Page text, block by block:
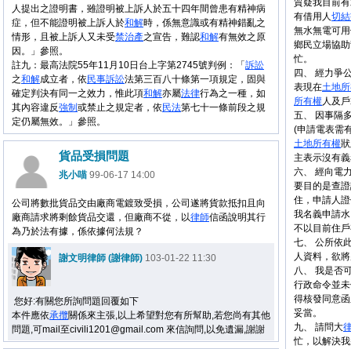
人提出之證明書，雖證明被上訴人於五十四年間曾患有精神病
症，但不能證明被上訴人於和解時，係無意識或有精神錯亂之
情形，且被上訴人又未受禁治產之宣告，難認和解有無效之原
因。」參照。
註九：最高法院55年11月10日台上字第2745號判例：「 訴訟
之和解成立者，依民事訴訟法第三百八十條第一項規定，固與
確定判決有同一之效力，惟此項和解亦屬法律行為之一種，如
其內容違反強制 或禁止之規定者，依民法第七十一條前段之規
定仍屬無效。」參照。
質疑我目前
有借用人切
無水無電可
鄉民立場協
忙。
四、 經力爭
表現在土地
所有權人及
五、 因事隔
(申請電表需
土地所有權
主表示沒有
六、 經向電
要目的是查
住，申請人
我名義申請
不以目前住
七、 公所依
人資料，欲
八、 我是否
行政命令並
得核發同意
妥當。
九、 請問大
忙，以解決
貨品受損問題
兆小喵 99-06-17 14:00
公司將數批貨品交由廠商電鍍致受損，公司遂將貨款抵扣且向
廠商請求將剩餘貨品交還，但廠商不從，以律師信函說明其行
為乃於法有據，係依據何法規？
謝文明律師 (謝律師) 103-01-22 11:30
您好:有關您所詢問題回覆如下
本件應依承攬關係來主張,以上希望對您有所幫助,若您尚有其他
問題,可mail至civili1201@gmail.com 來信詢問,以免遺漏,謝謝